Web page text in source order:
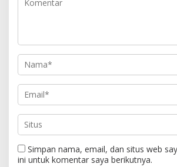
Simpan nama, email, dan situs web
ini untuk komentar saya berikutnya.